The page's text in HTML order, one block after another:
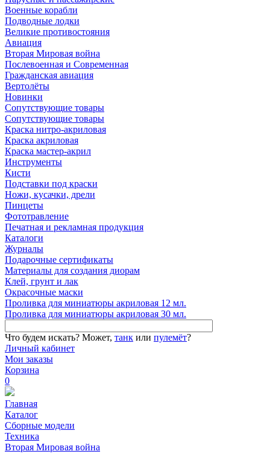
Военные корабли
Подводные лодки
Великие противостояния
Авиация
Вторая Мировая война
Послевоенная и Современная
Гражданская авиация
Вертолёты
Новинки
Сопутствующие товары
Сопутствующие товары
Краска нитро-акриловая
Краска акриловая
Краска мастер-акрил
Инструменты
Кисти
Подставки под краски
Ножи, кусачки, дрели
Пинцеты
Фототравление
Печатная и рекламная продукция
Каталоги
Журналы
Подарочные сертификаты
Материалы для создания диорам
Клей, грунт и лак
Окрасочные маски
Проливка для миниатюры акриловая 12 мл.
Проливка для миниатюры акриловая 30 мл.
Что будем искать? Может, танк или пулемёт?
Личный кабинет
Мои заказы
Корзина
0
Главная
Каталог
Сборные модели
Техника
Вторая Мировая война